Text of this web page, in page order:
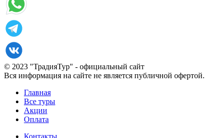
© 2023 "ТрадияТур" - официальный сайт
Вся информация на сайте не является публичной офертой.
Главная
Все туры
Акции
Оплата